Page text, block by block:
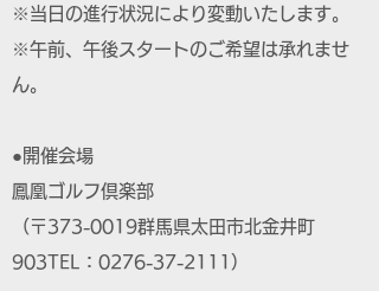
※当日の進行状況により変動いたします。
※午前、午後スタートのご希望は承れませ
ん。
●開催会場
鳳凰ゴルフ倶楽部
（〒373-0019群馬県太田市北金井町
903TEL：0276-37-2111）